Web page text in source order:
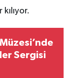
Sergisi